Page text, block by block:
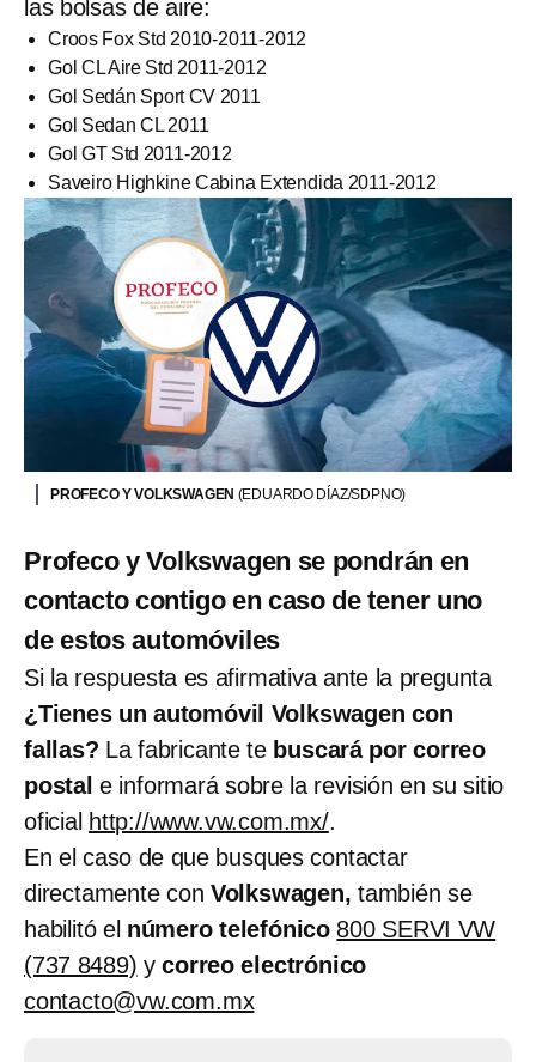
las bolsas de aire:
Croos Fox Std 2010-2011-2012
Gol CL Aire Std 2011-2012
Gol Sedán Sport CV 2011
Gol Sedan CL 2011
Gol GT Std 2011-2012
Saveiro Highkine Cabina Extendida 2011-2012
PROFECO Y VOLKSWAGEN (EDUARDO DÍAZ/SDPNO)
Profeco y Volkswagen se pondrán en
contacto contigo en caso de tener uno
de estos automóviles
Si la respuesta es afirmativa ante la pregunta
¿Tienes un automóvil Volkswagen con
fallas? La fabricante te buscará por correo
postal e informará sobre la revisión en su sitio
oficial http://www.vw.com.mx/.
En el caso de que busques contactar
directamente con Volkswagen,también se
habilitó el número telefónico 800 SERVI VW
(737 8489) ycorreo electrónico
contacto@vw.com.mx